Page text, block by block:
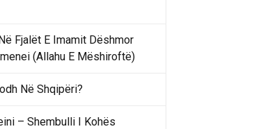
Fjalët E Imamit Dëshmor
(Allahu E Mëshiroftë)
Në Shqipëri?
– Shembulli I Kohës